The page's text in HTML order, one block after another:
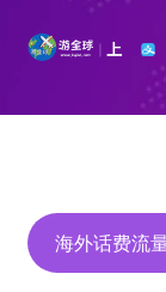
Skip
Skip
首页
公司介绍
海外话费流